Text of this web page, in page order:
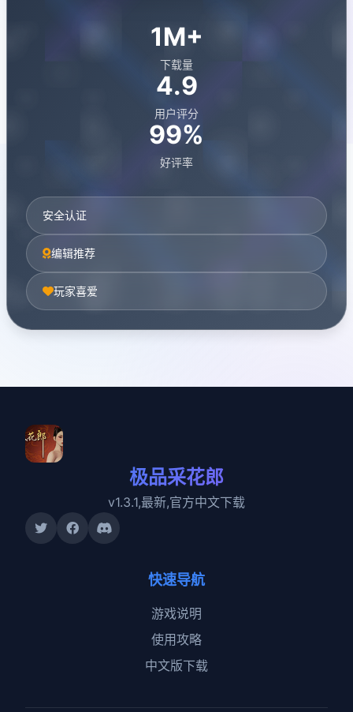
1M+
下载量
4.9
用户评分
99%
好评率
安全认证
编辑推荐
玩家喜爱
极品采花郎
v1.3.1,最新,官方中文下载
快速导航
游戏说明
使用攻略
中文版下载